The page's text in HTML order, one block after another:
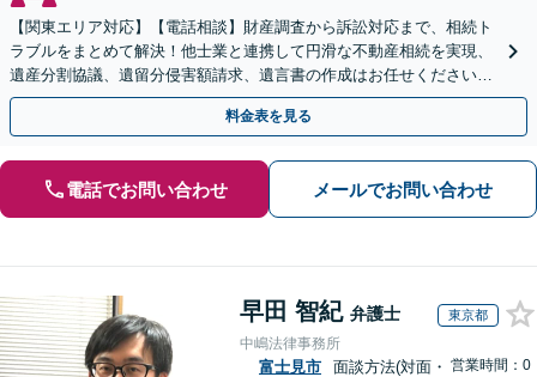
【関東エリア対応】【電話相談】財産調査から訴訟対応まで、相続ト
ラブルをまとめて解決！他士業と連携して円滑な不動産相続を実現、
遺産分割協議、遺留分侵害額請求、遺言書の作成はお任せください。
明確な料金体系【オンライン面談可能】
料金表を見る
電話でお問い合わせ メールでお問い合わせ
早田 智紀 弁護士 東京都
中嶋法律事務所
富士見市
面談方法(対面・ 営業時間：0